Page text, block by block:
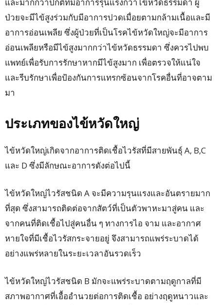
ป่วยจะมีไข้สูงร่วมกับมีอาการปวดเมื่อยตามกล้ามเนื้อและมี
อาการอ่อนเพลีย ซึ่งผู้ป่วยที่เป็นโรคไข้หวัดใหญ่จะมีอาการ
อ่อนเพลียหรือมีไข้สูงมากกว่าไข้หวัดธรรมดา ซึ่งควรไปพบ
แพทย์เพื่อรับการรักษาหากมีไข้สูงมาก เพื่อตรวจให้แน่ใจ
และรีบรักษาเพื่อป้องกันการแทรกซ้อนจากโรคอื่นที่อาจตาม
มา
ประเภทของไข้หวัดใหญ่
ไข้หวัดใหญ่เกิดจากอาการติดเชื้อไวรัสที่มีสายพันธุ์ A, B,C
และ D ซึ่งมีลักษณะอาการดังต่อไปนี้
ไข้หวัดใหญ่ไวรัสชนิด A จะมีความรุนแรงและอันตรายมาก
ที่สุด ซึ่งสามารถติดต่อจากสัตว์ที่เป็นตัวพาหะมาสู่คน และ
จากคนที่ติดเชื้อไปสู่คนอื่น ๆ ทางการไอ จาม และอากาศ
หายใจที่มีเชื้อไวรัสกระจายอยู่ จึงสามารถแพร่ระบาดได้
อย่างแพร่หลายในระยะเวลาอันรวดเร็ว
ไข้หวัดใหญ่ไวรัสชนิด B มักจะแพร่ระบาดตามฤดูกาลที่มี
สภาพอากาศที่เอื้ออำนวยต่อการติดเชื้อ อย่างฤดูหนาวและ